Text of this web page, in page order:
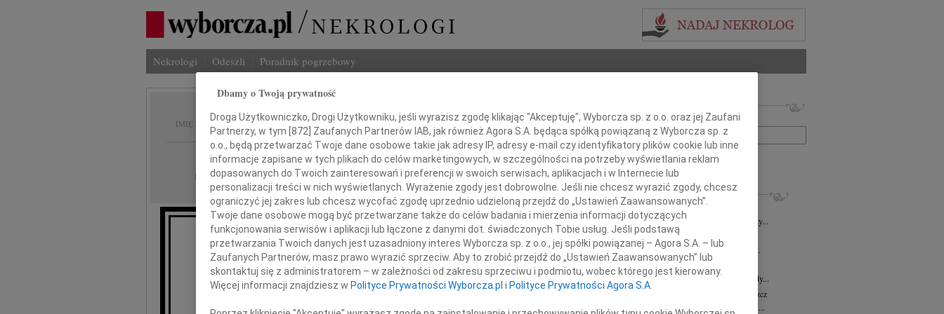
Nekrologi Odeszli Poradnik pogrzebowy
IMIĘ I NAZWISKO: Joanna Olszewska
REGION: Bydgoszcz
DATA EMISJI: 16.02.2023
Żegnaj Asiu...
Imię i nazwisko lub numer ogłoszenia:
+ szukanie zaawansowane
INNE NEKROLOGI
06.08.2026Bydgoszcz
Sylwii Kramkowskiej wraz z Rodziną wyrazy...
05.08.2026Bydgoszcz
Arlecie Stanisławskiej oraz Jej Najbliższym...
30.07.2026
Bydgoszcz
Pani Elżbiecie Skwierzyńskiej Członkini Rady...
Janusz Ostoja-Zagórski
Bydgoszcz
Z głębokim smutkiem żegnamy prof. dr. hab....
Dbamy o Twoją prywatność
Droga Użytkowniczko, Drogi Użytkowniku, jeśli wyrazisz zgodę klikając "Akceptuję", Wyborcza sp. z o.o. oraz jej Zaufani
Partnerzy, w tym [872] Zaufanych Partnerów IAB, jak również Agora S.A. będąca spółką powiązaną z Wyborcza sp. z
o.o., będą przetwarzać Twoje dane osobowe takie jak adresy IP, adresy e-mail czy identyfikatory plików cookie lub inne
informacje zapisane w tych plikach do celów marketingowych, w szczególności na potrzeby wyświetlania reklam
dopasowanych do Twoich zainteresowań i preferencji w swoich serwisach, aplikacjach i w Internecie lub
personalizacji treści w nich wyświetlanych. Wyrażenie zgody jest dobrowolne. Jeśli nie chcesz wyrazić zgody, chcesz
ograniczyć jej zakres lub chcesz wycofać zgodę uprzednio udzieloną przejdź do „Ustawień Zaawansowanych”.
Twoje dane osobowe mogą być przetwarzane także do celów badania i mierzenia informacji dotyczących
funkcjonowania serwisów i aplikacji lub łączone z danymi dot. świadczonych Tobie usług. Jeśli podstawą
przetwarzania Twoich danych jest uzasadniony interes Wyborcza sp. z o.o., jej spółki powiązanej – Agora S.A. – lub
Zaufanych Partnerów, masz prawo wyrazić sprzeciw. Aby to zrobić przejdź do „Ustawień Zaawansowanych” lub
skontaktuj się z administratorem – w zależności od zakresu sprzeciwu i podmiotu, wobec którego jest kierowany.
Więcej informacji znajdziesz w Polityce Prywatności Wyborcza.pl i Polityce Prywatności Agora S.A.